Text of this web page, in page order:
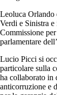
Leoluca Orlando
Verdi e Sinistra
Commissione
parlamentare
Lucio Picci si
particolare sulla
ha collaborato in
anticorruzione e